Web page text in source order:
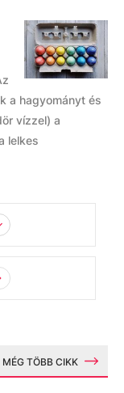
a hagyományt és
vízzel) a
lelkes
MÉG TÖBB CIKK